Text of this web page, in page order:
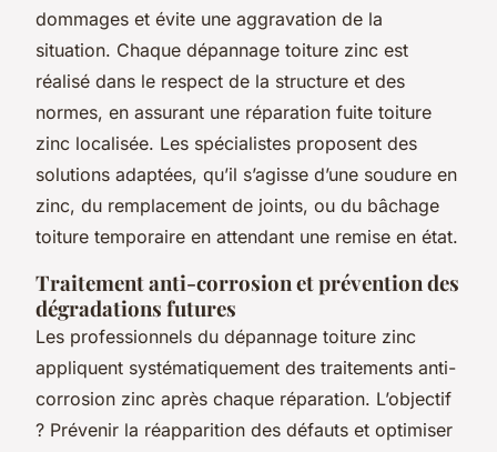
dommages et évite une aggravation de la
situation. Chaque dépannage toiture zinc est
réalisé dans le respect de la structure et des
normes, en assurant une réparation fuite toiture
zinc localisée. Les spécialistes proposent des
solutions adaptées, qu’il s’agisse d’une soudure en
zinc, du remplacement de joints, ou du bâchage
toiture temporaire en attendant une remise en état.
Traitement anti-corrosion et prévention des
dégradations futures
Les professionnels du dépannage toiture zinc
appliquent systématiquement des traitements anti-
corrosion zinc après chaque réparation. L’objectif
? Prévenir la réapparition des défauts et optimiser